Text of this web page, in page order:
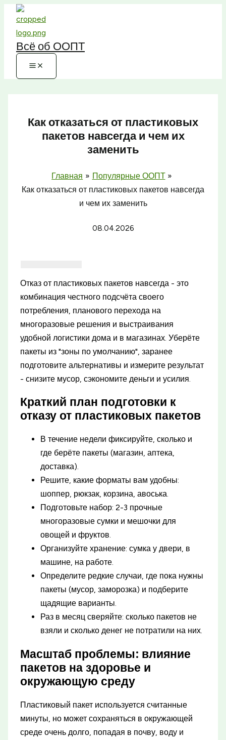
Перейти
содержимому
Всё об ООПТ
Как отказаться от пластиковых
пакетов навсегда и чем их
заменить
Главная
Популярные ООПТ
Как отказаться от пластиковых пакетов навсегда
и чем их заменить
08.04.2026
Отказ от пластиковых пакетов навсегда - это
комбинация честного подсчёта своего
потребления, планового перехода на
многоразовые решения и выстраивания
удобной логистики дома и в магазинах. Уберёте
пакеты из "зоны по умолчанию", заранее
подготовите альтернативы и измерите результат
- снизите мусор, сэкономите деньги и усилия.
Краткий план подготовки к
отказу от пластиковых пакетов
В течение недели фиксируйте, сколько и
где берёте пакеты (магазин, аптека,
доставка).
Решите, какие форматы вам удобны:
шоппер, рюкзак, корзина, авоська.
Подготовьте набор: 2-3 прочные
многоразовые сумки и мешочки для
овощей и фруктов.
Организуйте хранение: сумка у двери, в
машине, на работе.
Определите редкие случаи, где пока нужны
пакеты (мусор, заморозка) и подберите
щадящие варианты.
Раз в месяц сверяйте: сколько пакетов не
взяли и сколько денег не потратили на них.
Масштаб проблемы: влияние
пакетов на здоровье и
окружающую среду
Пластиковый пакет используется считанные
минуты, но может сохраняться в окружающей
среде очень долго, попадая в почву, воду и